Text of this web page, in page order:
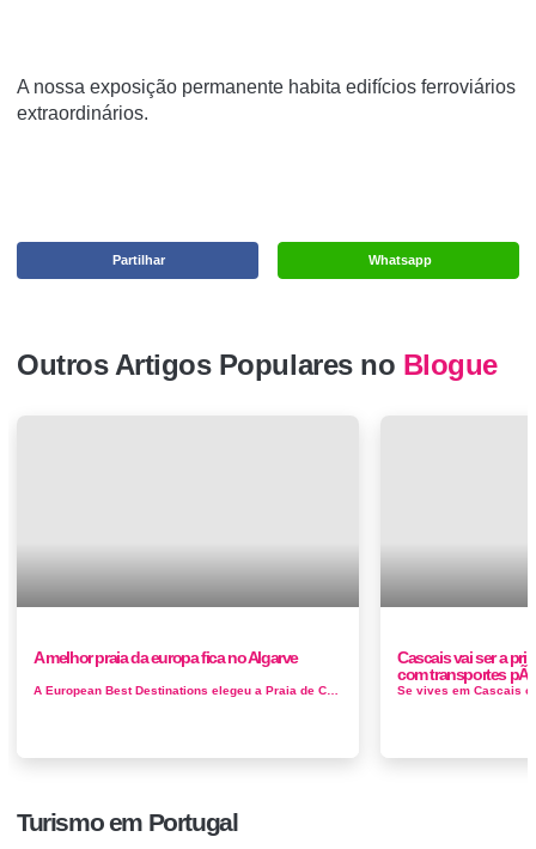
A nossa exposição permanente habita edifícios ferroviários
extraordinários.
Whatsapp
Partilhar
Outros Artigos Populares no Blogue
A melhor praia da europa fica no Algarve
Cascais vai ser a
com transportes
Turismo em Portugal